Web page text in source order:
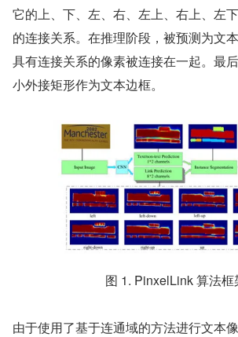
它的上、下、左、右、左上、右上、左
的连接关系。在推理阶段，被预测为文
具有连接关系的像素被连接在一起。最
小外接矩形作为文本边框。
图 1. PinxelLink 算法框
由于使用了基于连通域的方法进行文本